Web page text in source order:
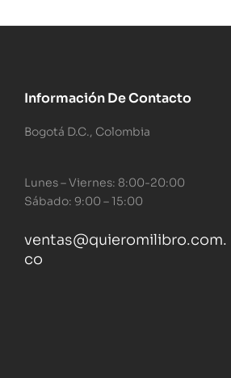
Información De Contacto
Bogotá D.C., Colombia
Lunes – Viernes: 8:00-20:00
Sábado: 9:00 – 15:00
ventas@quieromilibro.com.
co